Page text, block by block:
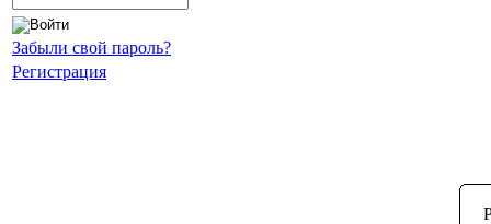
Забыли свой пароль?
Регистрация